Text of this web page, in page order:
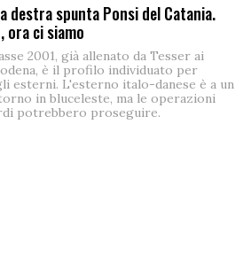
destra spunta Ponsi del Catania.
ora ci siamo
2001, già allenato da Tesser ai
è il profilo individuato per
esterni. L'esterno italo-danese è a un
in bluceleste, ma le operazioni
potrebbero proseguire.